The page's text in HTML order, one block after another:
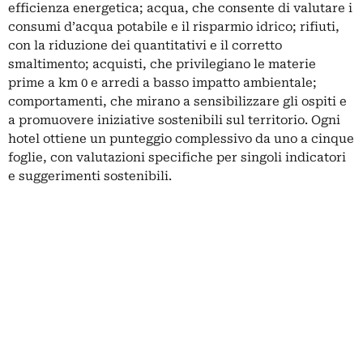
efficienza energetica; acqua, che consente di valutare i
consumi d’acqua potabile e il risparmio idrico; rifiuti,
con la riduzione dei quantitativi e il corretto
smaltimento; acquisti, che privilegiano le materie
prime a km 0 e arredi a basso impatto ambientale;
comportamenti, che mirano a sensibilizzare gli ospiti e
a promuovere iniziative sostenibili sul territorio. Ogni
hotel ottiene un punteggio complessivo da uno a cinque
foglie, con valutazioni specifiche per singoli indicatori
e suggerimenti sostenibili.